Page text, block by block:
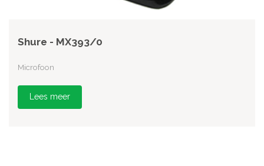
Shure - MX393/0
Microfoon
Lees meer